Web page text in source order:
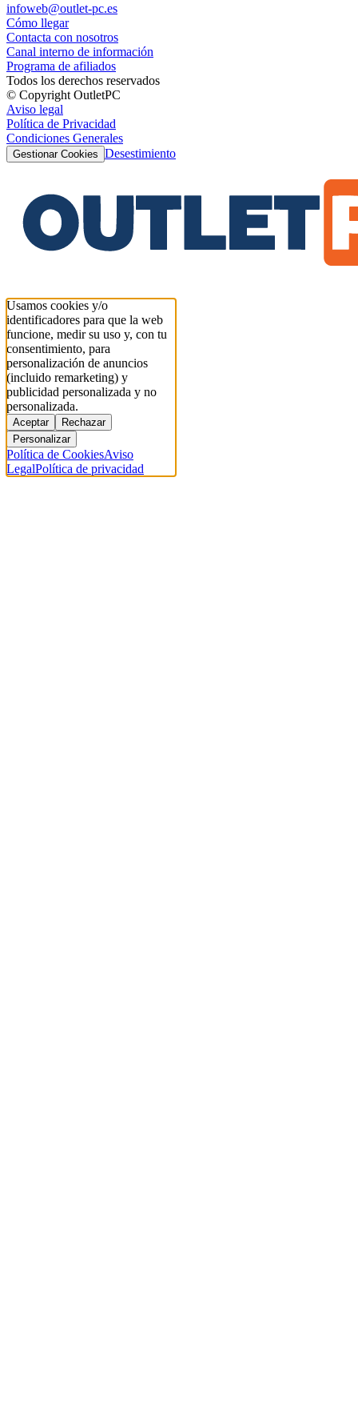
infoweb@outlet-pc.es
Cómo llegar
Contacta con nosotros
Canal interno de información
Programa de afiliados
Todos los derechos reservados
© Copyright OutletPC
Aviso legal
Política de Privacidad
Condiciones Generales
Gestionar Cookies Desestimiento
Usamos cookies y/o
identificadores para que la web
funcione, medir su uso y, con tu
consentimiento, para
personalización de anuncios
(incluido remarketing) y
publicidad personalizada y no
personalizada.
Aceptar
Rechazar
Personalizar
Política de CookiesAviso
LegalPolítica de privacidad